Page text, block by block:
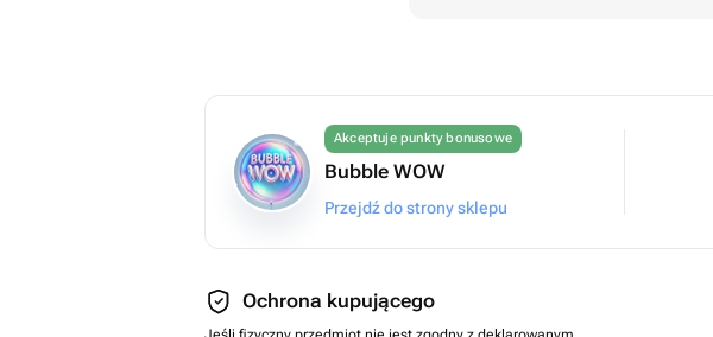
Akceptuje punkty bonusowe
Bubble WOW
Przejdź do strony sklepu
Ochrona kupującego